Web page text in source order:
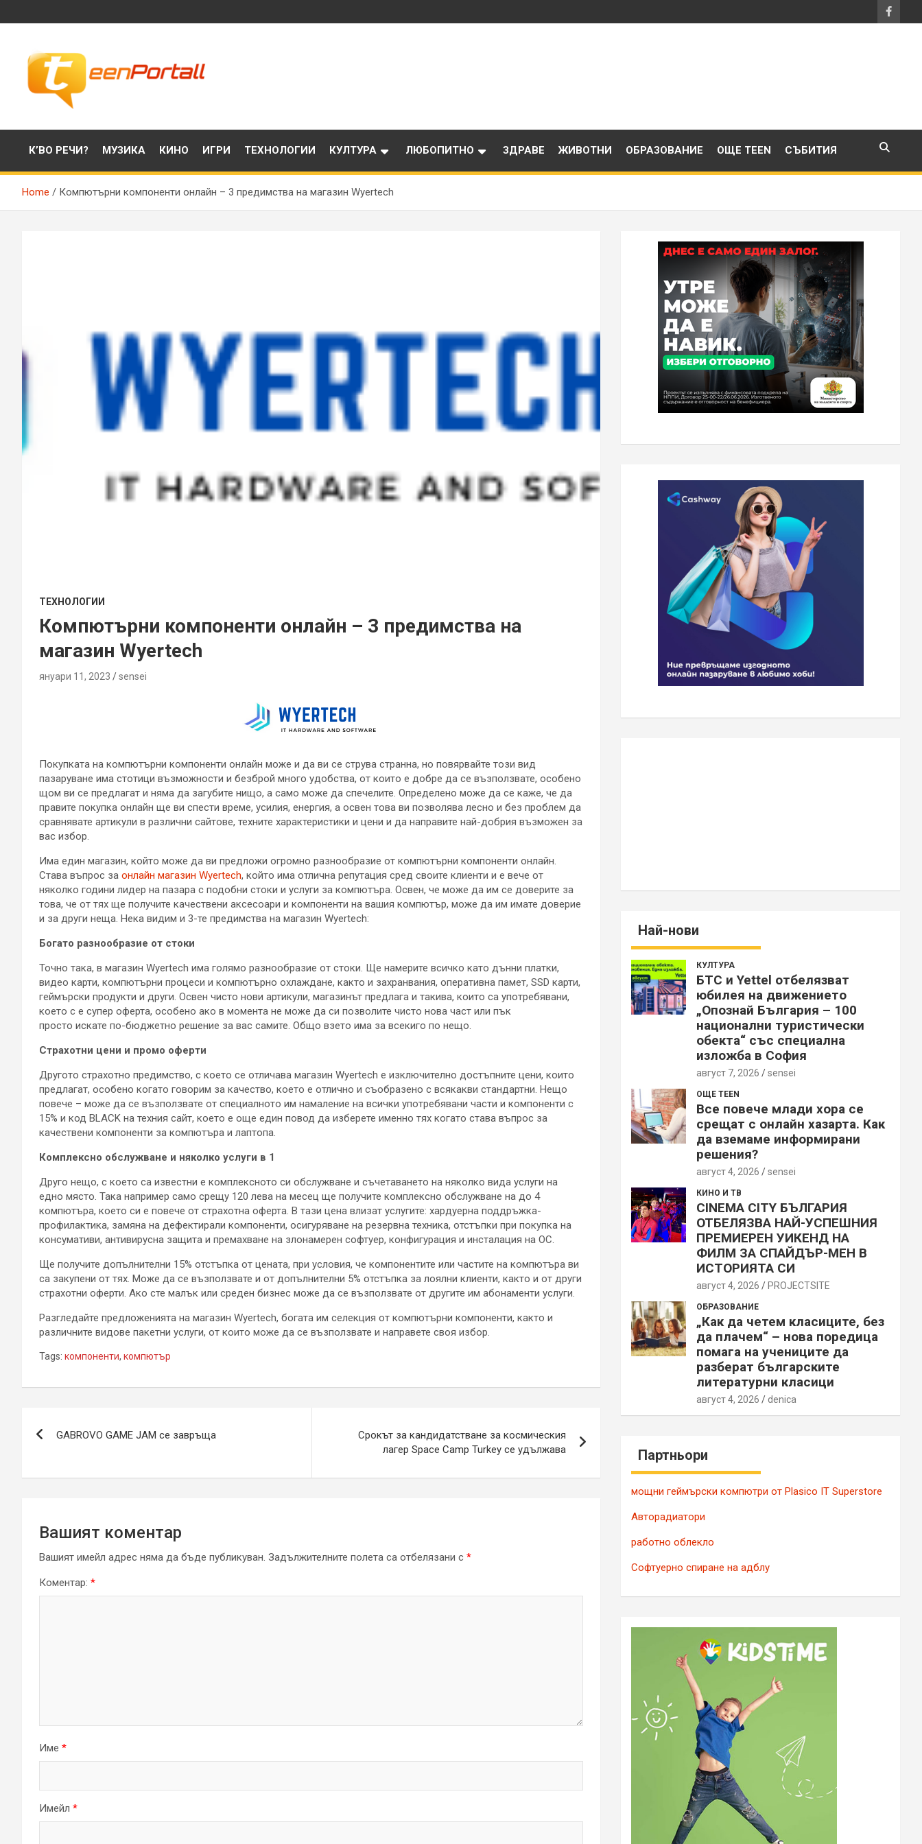
to
TeenPortall
К’ВО РЕЧИ? МУЗИКА КИНО ИГРИ ТЕХНОЛОГИИ КУЛТУРА ЛЮБОПИТНО ЗДРАВЕ ЖИВОТНИ ОБРАЗОВАНИЕ ОЩЕ TEEN СЪБИТИЯ
Home Компютърни компоненти онлайн – 3 предимства на магазин Wyertech
ТЕХНОЛОГИИ
Компютърни компоненти онлайн – 3 предимства на
магазин Wyertech
януари 11, 2023 sensei
Покупката на компютърни компоненти онлайн може и да ви се струва странна, но повярвайте този вид
пазаруване има стотици възможности и безброй много удобства, от които е добре да се възползвате, особено
щом ви се предлагат и няма да загубите нищо, а само може да спечелите. Определено може да се каже, че да
правите покупка онлайн ще ви спести време, усилия, енергия, а освен това ви позволява лесно и без проблем да
сравнявате артикули в различни сайтове, техните характеристики и цени и да направите най-добрия възможен за
вас избор.
Има един магазин, който може да ви предложи огромно разнообразие от компютърни компоненти онлайн.
Става въпрос за онлайн магазин Wyertech, който има отлична репутация сред своите клиенти и е вече от
няколко години лидер на пазара с подобни стоки и услуги за компютъра. Освен, че може да им се доверите за
това, че от тях ще получите качествени аксесоари и компоненти на вашия компютър, може да им имате доверие
и за други неща. Нека видим и 3-те предимства на магазин Wyertech:
Богато разнообразие от стоки
Точно така, в магазин Wyertech има голямо разнообразие от стоки. Ще намерите всичко като дънни платки,
видео карти, компютърни процеси и компютърно охлаждане, както и захранвания, оперативна памет, SSD карти,
геймърски продукти и други. Освен чисто нови артикули, магазинът предлага и такива, които са употребявани,
което с е супер оферта, особено ако в момента не може да си позволите чисто нова част или пък
просто искате по-бюджетно решение за вас самите. Общо взето има за всекиго по нещо.
Страхотни цени и промо оферти
Другото страхотно предимство, с което се отличава магазин Wyertech е изключително достъпните цени, които
предлагат, особено когато говорим за качество, което е отлично и съобразено с всякакви стандартни. Нещо
повече – може да се възползвате от специалното им намаление на всички употребявани части и компоненти с
15% и код BLACK на техния сайт, което е още един повод да изберете именно тях когато става въпрос за
качествени компоненти за компютъра и лаптопа.
Комплексно обслужване и няколко услуги в 1
Друго нещо, с което са известни е комплексното си обслужване и съчетаването на няколко вида услуги на
едно място. Така например само срещу 120 лева на месец ще получите комплексно обслужване на до 4
компютъра, което си е повече от страхотна оферта. В тази цена влизат услугите: хардуерна поддръжка-
профилактика, замяна на дефектирали компоненти, осигуряване на резервна техника, отстъпки при покупка на
консумативи, антивирусна защита и премахване на злонамерен софтуер, конфигурация и инсталация на ОС.
Ще получите допълнителни 15% отстъпка от цената, при условия, че компонентите или частите на компютъра ви
са закупени от тях. Може да се възползвате и от допълнителни 5% отстъпка за лоялни клиенти, както и от други
страхотни оферти. Ако сте малък или среден бизнес може да се възползвате от другите им абонаменти услуги.
Разгледайте предложенията на магазин Wyertech, богата им селекция от компютърни компоненти, както и
различните видове пакетни услуги, от които може да се възползвате и направете своя избор.
Tags: компоненти, компютър
GABROVO GAME JAM се завръща
Срокът за кандидатстване за космическия
лагер Space Camp Turkey се удължава
Вашият коментар
Вашият имейл адрес няма да бъде публикуван. Задължителните полета са отбелязани с *
Коментар: *
Име *
Имейл *
Най-нови
КУЛТУРА
БТС и Yettel отбелязват
юбилея на движението
„Опознай България – 100
национални туристически
обекта“ със специална
изложба в София
август 7, 2026 sensei
ОЩЕ TEEN
Все повече млади хора се
срещат с онлайн хазарта. Как
да вземаме информирани
решения?
август 4, 2026 sensei
КИНО И ТВ
CINEMA CITY БЪЛГАРИЯ
ОТБЕЛЯЗВА НАЙ-УСПЕШНИЯ
ПРЕМИЕРЕН УИКЕНД НА
ФИЛМ ЗА СПАЙДЪР-МЕН В
ИСТОРИЯТА СИ
август 4, 2026 PROJECTSITЕ
ОБРАЗОВАНИЕ
„Как да четем класиците, без
да плачем“ – нова поредица
помага на учениците да
разберат българските
литературни класици
август 4, 2026 denica
Партньори
мощни геймърски компютри от Plasico IT Superstore
Авторадиатори
работно облекло
Софтуерно спиране на адблу